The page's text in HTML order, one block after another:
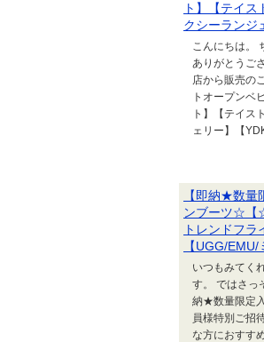
ト】【テイ
クシーランジ
こんにちは。
ありがとうご
店から販売の
トオープンベ
ト】【テイス
ェリー】【
【即納★数量
ンブーツ☆【
トレンドフ
【UGG/
いつもみてく
す。 ではさっ
納★数量限定
員様特別ご招
な方におすす